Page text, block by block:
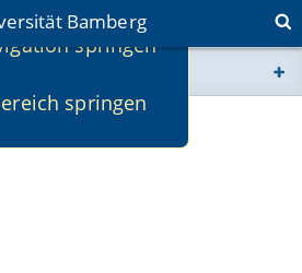
springen
springen
Bamberg
bamberg.de
bamberg.de